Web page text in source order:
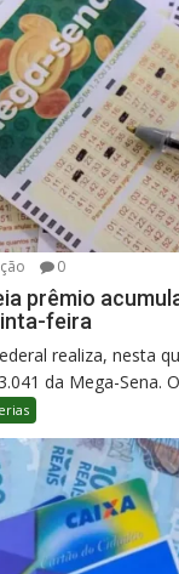
0
prêmio
feira
realiza, nesta
da Mega-Sena.